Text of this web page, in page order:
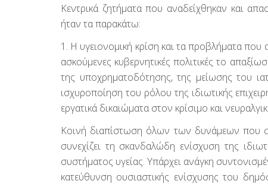
Κεντρικά ζητήματα που αναδείχθηκαν και
ήταν τα παρακάτω:
1. Η υγειονομική κρίση και τα προβλήματα που
ασκούμενες κυβερνητικές πολιτικές το
της υποχρηματοδότησης, της μείωσης του
ισχυροποίηση του ρόλου της ιδιωτικής
εργατικά δικαιώματα στον κρίσιμο και
Κοινή διαπίστωση όλων των δυνάμεων που
συνεχίζει τη σκανδαλώδη ενίσχυση της
συστήματος υγείας. Υπάρχει ανάγκη
κατεύθυνση ουσιαστικής ενίσχυσης του